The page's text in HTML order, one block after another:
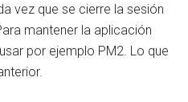
vez que se cierre la sesión
mantener la aplicación
por ejemplo PM2. Lo que